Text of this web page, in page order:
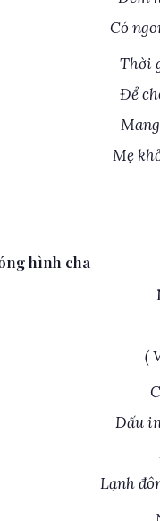
Có
Thời
Để
Mẹ
hình cha
(
Dấu
Lạnh